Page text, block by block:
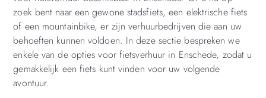
zoek bent naar een gewone stadsfiets, een elektrische fiets
of een mountainbike, er zijn verhuurbedrijven die aan uw
behoeften kunnen voldoen. In deze sectie bespreken we
enkele van de opties voor fietsverhuur in Enschede, zodat u
gemakkelijk een fiets kunt vinden voor uw volgende
avontuur.